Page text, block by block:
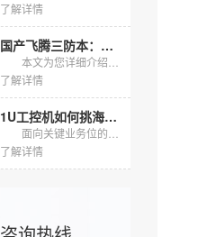
了解详情
国产飞腾三防本：为严苛环境与信息安全而生的移动工作站
了解详情
1U工控机如何挑海光八核与ECC内存｜DT-160-N3250
了解详情